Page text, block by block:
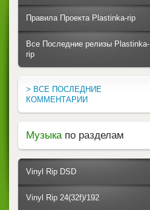
Правила Проекта Plastinka-rip
Все Последние релизы Plastinka-
rip
> ВСЕ ПОСЛЕДНИЕ
КОММЕНТАРИИ
Музыка по разделам
Vinyl Rip DSD
Vinyl Rip 24(32f)/192